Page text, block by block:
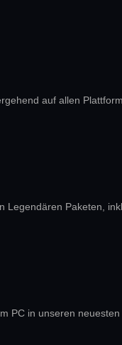
auf allen
Paketen,
PC in unseren neuesten